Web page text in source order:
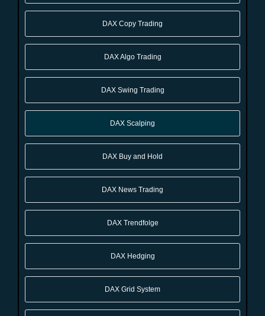
DAX Copy Trading
DAX Algo Trading
DAX Swing Trading
DAX Scalping
DAX Buy and Hold
DAX News Trading
DAX Trendfolge
DAX Hedging
DAX Grid System